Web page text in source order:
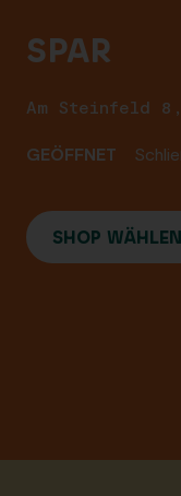
SPAR
Am Steinfeld
GEÖFFNET
SHOP WÄHLEN